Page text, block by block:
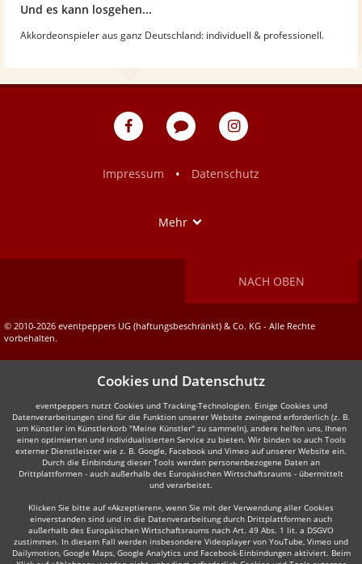
Und es kann losgehen...
Akkordeonspieler aus ganz Deutschland: individuell & professionell.
eventpeppers
Blog
eventpeppers
Impressum
• Datenschutz
Mehr
NACH OBEN
© 2010-2026 eventpeppers UG (haftungsbeschränkt) & Co. KG - Alle Rechte
vorbehalten.
Cookies und Datenschutz
eventpeppers nutzt Cookies und Tracking-Technologien. Einige Cookies und
Datenverarbeitungen sind für die Funktion unserer Website zwingend erforderlich (z. B.
um Künstler im Künstlerkorb "Meine Künstler" zu sammeln), andere helfen uns, Ihnen
einen optimierten und individualisierten Service zu bieten. Wir binden so auch Tools
externer Dienstleister wie z. B. Google, Facebook und Vimeo auf unserer Website ein.
Durch die Einbindung dieser Tools werden personenbezogene Daten an
Drittplattformen - auch außerhalb des Europäischen Wirtschaftsraums - übermittelt
und verarbeitet.
Klicken Sie bitte auf «Akzeptieren», wenn Sie mit der Verwendung aller Cookies
einverstanden sind und in die Datenverarbeitung durch Drittplattformen auch
außerhalb des Europäischen Wirtschaftsraums nach Art. 49 Abs. 1 lit. a DSGVO
zustimmen. In diesem Fall werden insbesondere Videoplayer von YouTube, Vimeo und
Dailymotion, Google Maps, Google Analytics und Facebook-Einbindungen aktiviert. Beim